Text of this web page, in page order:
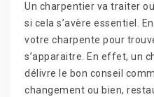
Un charpentier va traiter
si cela s’avère essentiel.
votre charpente pour
s’apparaitre. En effet, un
délivre le bon conseil
changement ou bien,